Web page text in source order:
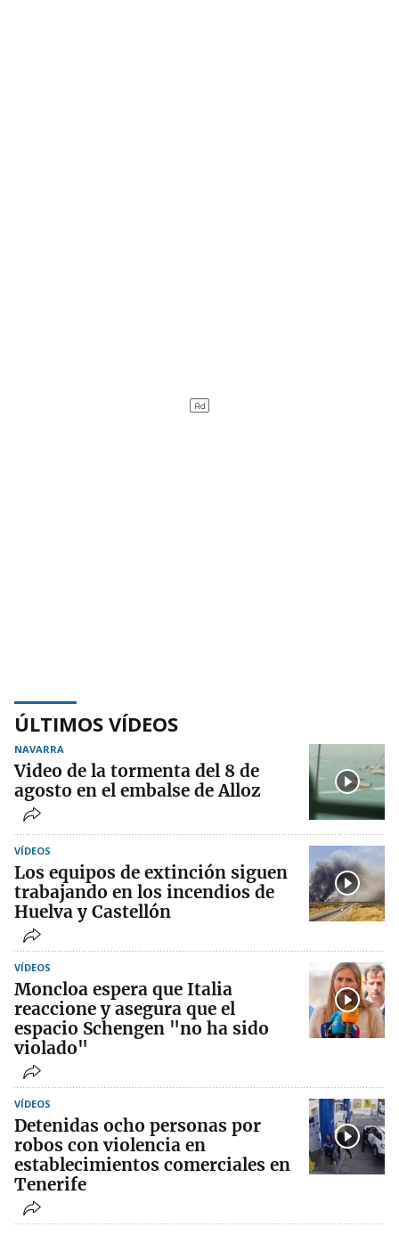
ÚLTIMOS VÍDEOS
NAVARRA
Video de la tormenta del 8 de
agosto en el embalse de Alloz
VÍDEOS
Los equipos de extinción siguen
trabajando en los incendios de
Huelva y Castellón
VÍDEOS
Moncloa espera que Italia
reaccione y asegura que el
espacio Schengen "no ha sido
violado"
VÍDEOS
Detenidas ocho personas por
robos con violencia en
establecimientos comerciales en
Tenerife